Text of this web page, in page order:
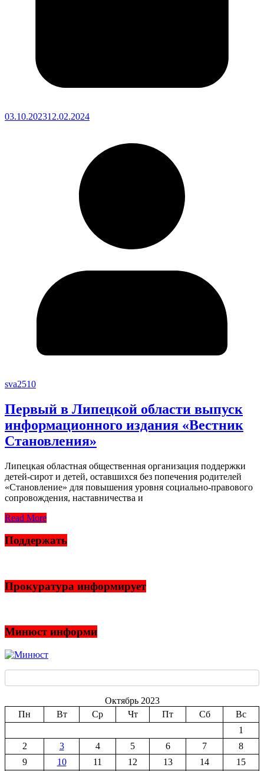
03.10.202312.02.2024
sva2510
Первый в Липецкой области выпуск
информационного издания «Вестник
Становления»
Липецкая областная общественная организация поддержки
детей-сирот и детей, оставшихся без попечения родителей
«Становление» для повышения уровня социально-правового
сопровождения, наставничества и
Read More
Поддержать
Прокуратура информирует
Минюст информи
Октябрь 2023
Пн
Вт Ср Чт Пт Сб
Вс
1
2
3 4 5 6 7
8
9
10 11 12 13 14 15